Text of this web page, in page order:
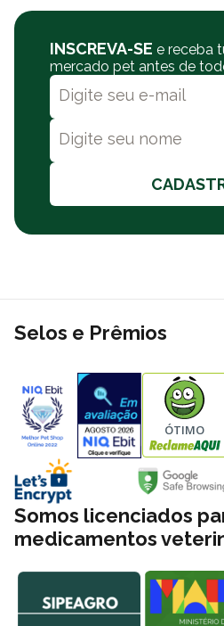
INSCREVA-SE e receba
mercado pet antes de
Selos e Prêmios
ÓTIMO
Somos licenciados
medicamentos